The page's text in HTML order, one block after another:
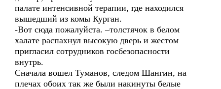
палате интенсивной терапии, где находился
вышедший из комы Курган.
-Вот сюда пожалуйста. –толстячок в белом
халате распахнул высокую дверь и жестом
пригласил сотрудников госбезопасности
внутрь.
Сначала вошел Туманов, следом Шангин, на
плечах обоих так же были накинуты белые